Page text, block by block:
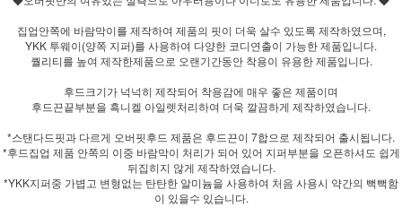
집업안쪽에 바람막이를 제작하여 제품의 핏이 더욱 살수 있도록 제작하였으며,
YKK 투웨이(양쪽 지퍼)를 사용하여 다양한 코디연출이 가능한 제품입니다.
퀄리티를 높여 제작한제품으로 오랜기간동안 착용이 유용한 제품입니다.
후드크기가 넉넉히 제작되어 착용감에 매우 좋은 제품이며
후드끈끝부분을 흑니켈 아일렛처리하여 더욱 깔끔하게 제작하였습니다.
*스탠다드핏과 다르게 오버핏후드 제품은 후드끈이 7합으로 제작되어 출시됩니다.
*후드집업 제품 안쪽의 이중 바람막이 처리가 되어 있어 지퍼부분을 오픈하셔도 쉽게
뒤집히지 않게 제작하였습니다.
*YKK지퍼중 가볍고 변형없는 탄탄한 알미늄을 사용하여 처음 사용시 약간의 뻑뻑함
이 있을수 있습니다.